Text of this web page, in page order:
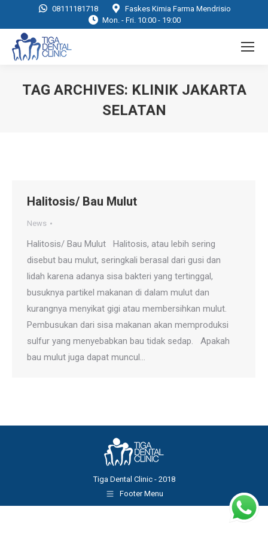
08111181718
Faskes Kimia Farma Mendrisio
Mon. - Fri. 10:00 - 19:00
TAG ARCHIVES: KLINIK JAKARTA
SELATAN
Halitosis/ Bau Mulut
News
Halitosis/ Bau Mulut Halitosis, atau lebih sering
disebut bau mulut, seringkali berasal dari gusi dan
lidah karena adanya sisa bakteri yang tertinggal,
busuknya partikel makanan di dalam mulut dan
kurangnya menyikat gigi atau membersihkan mulut.
Pembusukan dari sisa makanan akan memproduksi
sulfur yang menyebabkan bau tidak sedap. Apakah
bau mulut juga dapat muncul…
Tiga Dental Clinic - 2018
Footer Menu